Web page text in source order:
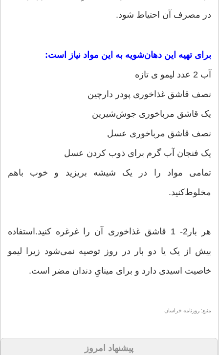
در مصرف آن احتیاط شود.
برای تهیه این دهان‌شویه به این مواد نیاز است:
آب 2 عدد لیمو ی تازه
نصف قاشق غذاخوری پودر دارچین
یک قاشق مرباخوری جوش‌شیرین
نصف قاشق مرباخوری عسل
یک فنجان آب گرم برای ذوب کردن عسل
تمامی مواد را در یک شیشه بریزید و خوب باهم
مخلوط‌کنید.
هر بار2- 1 قاشق غذاخوری آن را غرغره کنید.استفاده
بیش از یک یا دو بار در روز توصیه نمی‌شود زیرا لیمو
خاصیت اسیدی دارد و برای مینایِ دندان مضر است.
منبع: روزنامه خراسان
پیشنهاد امروز